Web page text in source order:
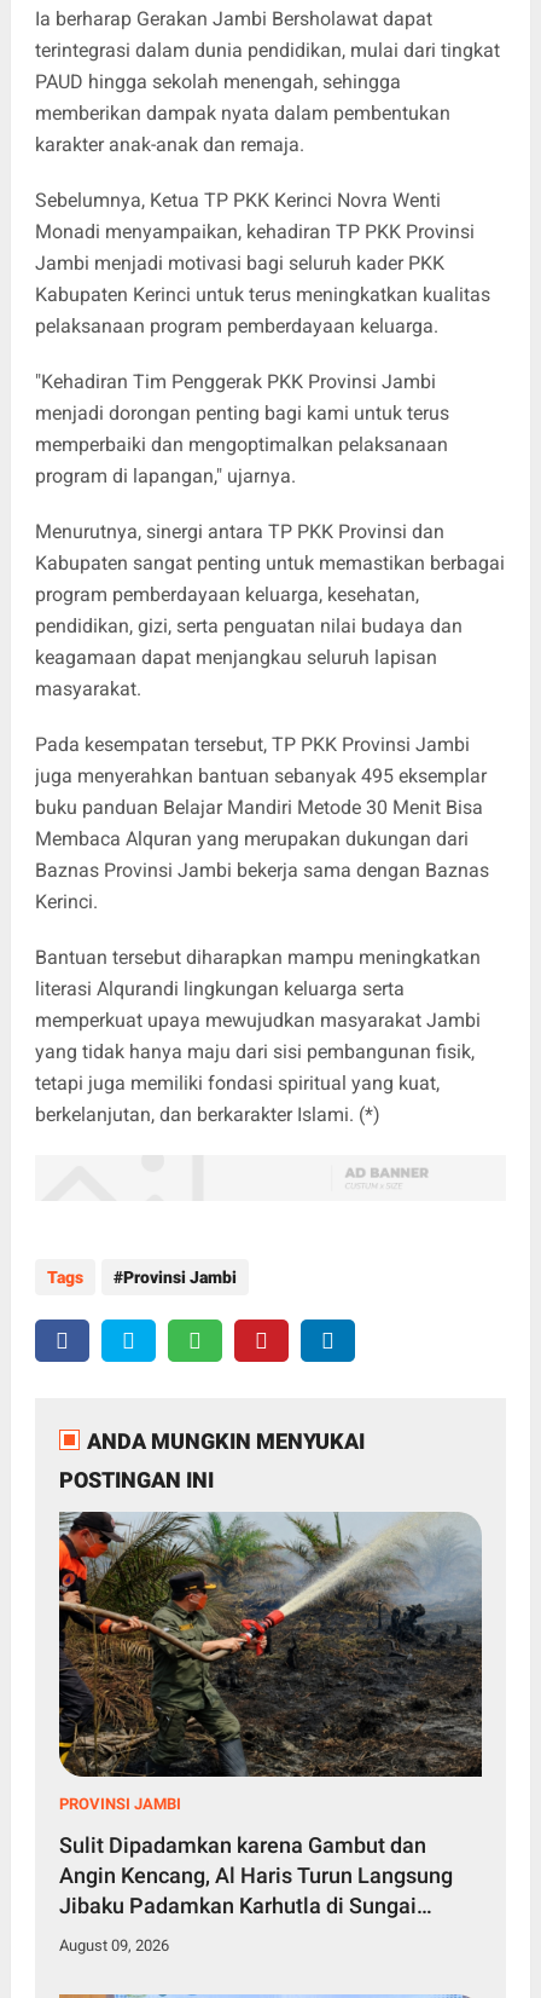
Ia berharap Gerakan Jambi Bersholawat dapat
terintegrasi dalam dunia pendidikan, mulai dari tingkat
PAUD hingga sekolah menengah, sehingga
memberikan dampak nyata dalam pembentukan
karakter anak-anak dan remaja.
Sebelumnya, Ketua TP PKK Kerinci Novra Wenti
Monadi menyampaikan, kehadiran TP PKK Provinsi
Jambi menjadi motivasi bagi seluruh kader PKK
Kabupaten Kerinci untuk terus meningkatkan kualitas
pelaksanaan program pemberdayaan keluarga.
"Kehadiran Tim Penggerak PKK Provinsi Jambi
menjadi dorongan penting bagi kami untuk terus
memperbaiki dan mengoptimalkan pelaksanaan
program di lapangan," ujarnya.
Menurutnya, sinergi antara TP PKK Provinsi dan
Kabupaten sangat penting untuk memastikan berbagai
program pemberdayaan keluarga, kesehatan,
pendidikan, gizi, serta penguatan nilai budaya dan
keagamaan dapat menjangkau seluruh lapisan
masyarakat.
Pada kesempatan tersebut, TP PKK Provinsi Jambi
juga menyerahkan bantuan sebanyak 495 eksemplar
buku panduan Belajar Mandiri Metode 30 Menit Bisa
Membaca Alquran yang merupakan dukungan dari
Baznas Provinsi Jambi bekerja sama dengan Baznas
Kerinci.
Bantuan tersebut diharapkan mampu meningkatkan
literasi Alqurandi lingkungan keluarga serta
memperkuat upaya mewujudkan masyarakat Jambi
yang tidak hanya maju dari sisi pembangunan fisik,
tetapi juga memiliki fondasi spiritual yang kuat,
berkelanjutan, dan berkarakter Islami. (*)
Tags Provinsi Jambi
ANDA MUNGKIN MENYUKAI
POSTINGAN INI
PROVINSI JAMBI
Sulit Dipadamkan karena Gambut dan
Angin Kencang, Al Haris Turun Langsung
Jibaku Padamkan Karhutla di Sungai
Gelam
August 09, 2026